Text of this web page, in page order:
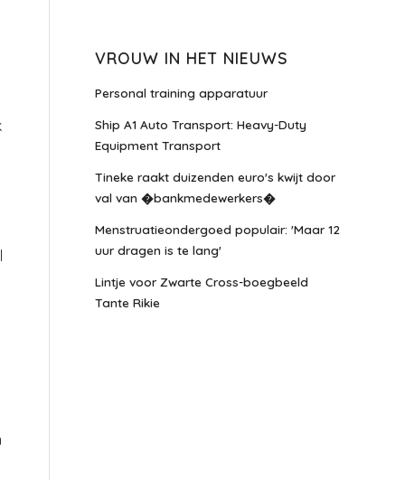
VROUW IN HET NIEUWS
Personal training apparatuur
Ship A1 Auto Transport: Heavy-Duty
Equipment Transport
Tineke raakt duizenden euro's kwijt door
val van �bankmedewerkers�
Menstruatieondergoed populair: 'Maar 12
uur dragen is te lang'
Lintje voor Zwarte Cross-boegbeeld
Tante Rikie